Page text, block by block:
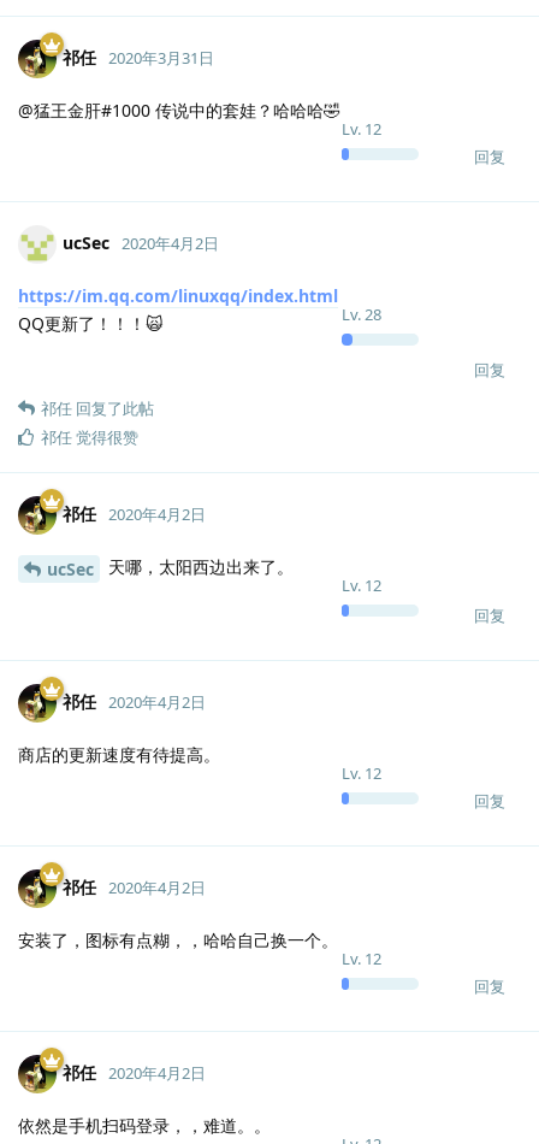
祁任
Lv. 12
2020年3月31日
@猛王金肝#1000 传说中的套娃？哈哈哈🤣
回复
ucSec
Lv.28
2020年4月2日
https://im.qq.com/linuxqq/index.html
QQ更新了！！！🙀
回复
祁任 回复了此帖
祁任觉得很赞
祁任
Lv. 12
2020年4月2日
ucSec 天哪，太阳西边出来了。
回复
祁任
Lv. 12
2020年4月2日
商店的更新速度有待提高。
回复
祁任
Lv. 12
2020年4月2日
安装了，图标有点糊，，哈哈自己换一个。
回复
祁任 2020年4月2日
依然是手机扫码登录，，难道。。